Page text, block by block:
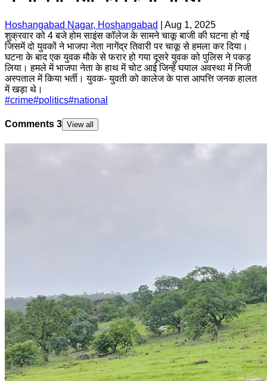
Hoshangabad Nagar, Hoshangabad
Aug 1, 2025
शुक्रवार को 4 बजे होम साइंस कॉलेज के सामने चाकू बाजी की घटना हो गई
जिसमें दो युवकों ने भाजपा नेता नागेंद्र तिवारी पर चाकू से हमला कर दिया।
घटना के बाद एक युवक मौके से फरार हो गया दूसरे युवक को पुलिस ने पकड़
लिया। हमले में भाजपा नेता के हाथ में चोट आई जिन्हें घयाल अवस्था में निजी
अस्पताल में किया भर्ती। युवक- युवती को कालेज के पास आपत्ति जनक हालत
में खड़ा थे।
#crime#politics#national
Comments 3 View all